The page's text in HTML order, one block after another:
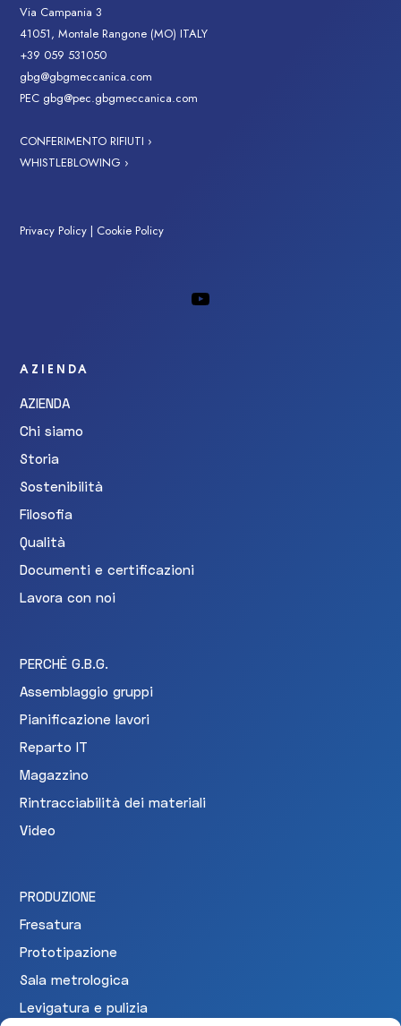
Via Campania 3
41051, Montale Rangone (MO) ITALY
+39 059 531050
gbg@gbgmeccanica.com
PEC gbg@pec.gbgmeccanica.com
CONFERIMENTO RIFIUTI ›
WHISTLEBLOWING ›
Privacy Policy | Cookie Policy
AZIENDA
AZIENDA
Chi siamo
Storia
Sostenibilità
Filosofia
Qualità
Documenti e certificazioni
Lavora con noi
PERCHÈ G.B.G.
Assemblaggio gruppi
Pianificazione lavori
Reparto IT
Magazzino
Rintracciabilità dei materiali
Video
PRODUZIONE
Fresatura
Prototipazione
Sala metrologica
Levigatura e pulizia